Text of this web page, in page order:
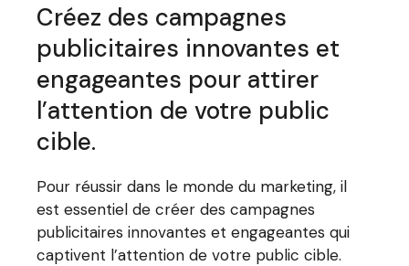
Créez des campagnes
publicitaires innovantes et
engageantes pour attirer
l’attention de votre public
cible.
Pour réussir dans le monde du marketing, il
est essentiel de créer des campagnes
publicitaires innovantes et engageantes qui
captivent l’attention de votre public cible.